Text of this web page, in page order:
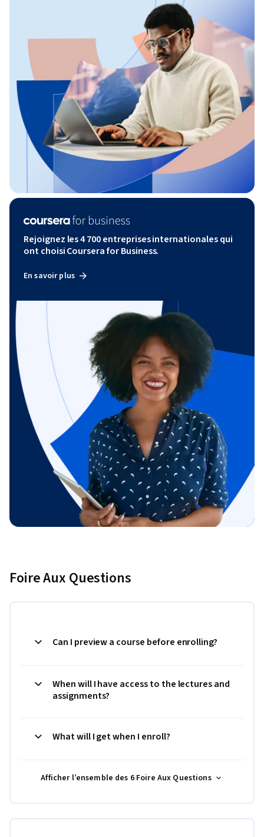
Rejoignez les 4 700 entreprises internationales qui
ont choisi Coursera for Business.
En savoir plus
Foire Aux Questions
Can I preview a course before enrolling?
When will I have access to the lectures and
assignments?
What will I get when I enroll?
Afficher l’ensemble des 6 Foire Aux Questions